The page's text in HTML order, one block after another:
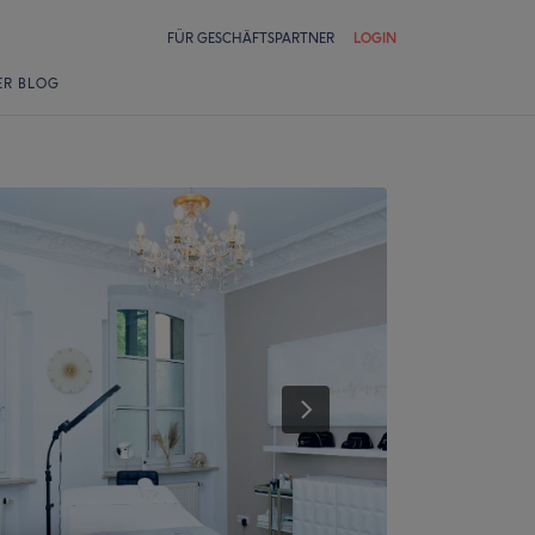
FÜR GESCHÄFTSPARTNER LOGIN
BLOG